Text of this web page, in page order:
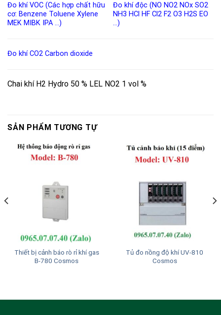
Đo khí VOC (Các hợp chất hữu
cơ: Benzene Toluene Xylene
MEK MIBK IPA …)
Đo khí độc (NO NO2 NOx SO2
NH3 HCl HF Cl2 F2 O3 H2S EO
…)
Đo khí CO2 Carbon dioxide
Chai khí H2 Hydro 50 % LEL NO2 1 vol %
SẢN PHẨM TƯƠNG TỰ
Thiết bị cảnh báo rò rỉ khí gas
B-780 Cosmos
Tủ đo nồng độ khí UV-810
Cosmos